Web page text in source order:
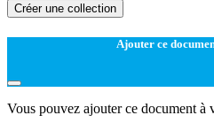
Créer une collection
Ajouter ce
Vous pouvez ajouter ce document à